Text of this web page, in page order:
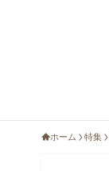
ホーム 特集